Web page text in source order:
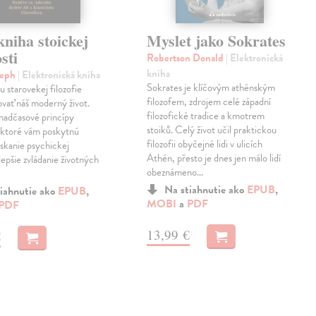
stoickej
| Elektronická kniha
starovekej filozofie
náš moderný život.
princípy
vám poskytnú
psychickej
zvládanie životných
ako EPUB,
Myslet jako Sokrates
Robertson Donald | Elektronická
kniha
Sokrates je klíčovým athénským
filozofem, zdrojem celé západní
filozofické tradice a kmotrem
stoiků. Celý život učil praktickou
filozofii obyčejné lidi v ulicích
Athén, přesto je dnes jen málo lidí
obeznámeno…
Na stiahnutie ako EPUB,
MOBI a PDF
13,99 €